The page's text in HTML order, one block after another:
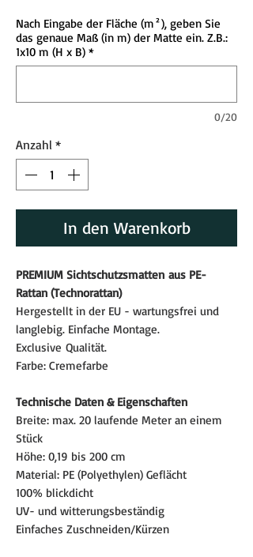
pro
1
Quadratmeter
Nach Eingabe der Fläche (m²), geben Sie
das genaue Maß (in m) der Matte ein. Z.B.:
1x10 m (H x B) *
0/20
Anzahl *
In den Warenkorb
PREMIUM Sichtschutzsmatten aus PE-
Rattan (Technorattan)
Hergestellt in der EU - wartungsfrei und
langlebig. Einfache Montage.
Exclusive Qualität.
Farbe: Cremefarbe
Technische Daten & Eigenschaften
Breite: max. 20 laufende Meter an einem
Stück
Höhe: 0,19 bis 200 cm
Material: PE (Polyethylen) Geflächt
100% blickdicht
UV- und witterungsbeständig
Einfaches Zuschneiden/Kürzen